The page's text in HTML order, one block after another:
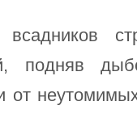
подняв
от